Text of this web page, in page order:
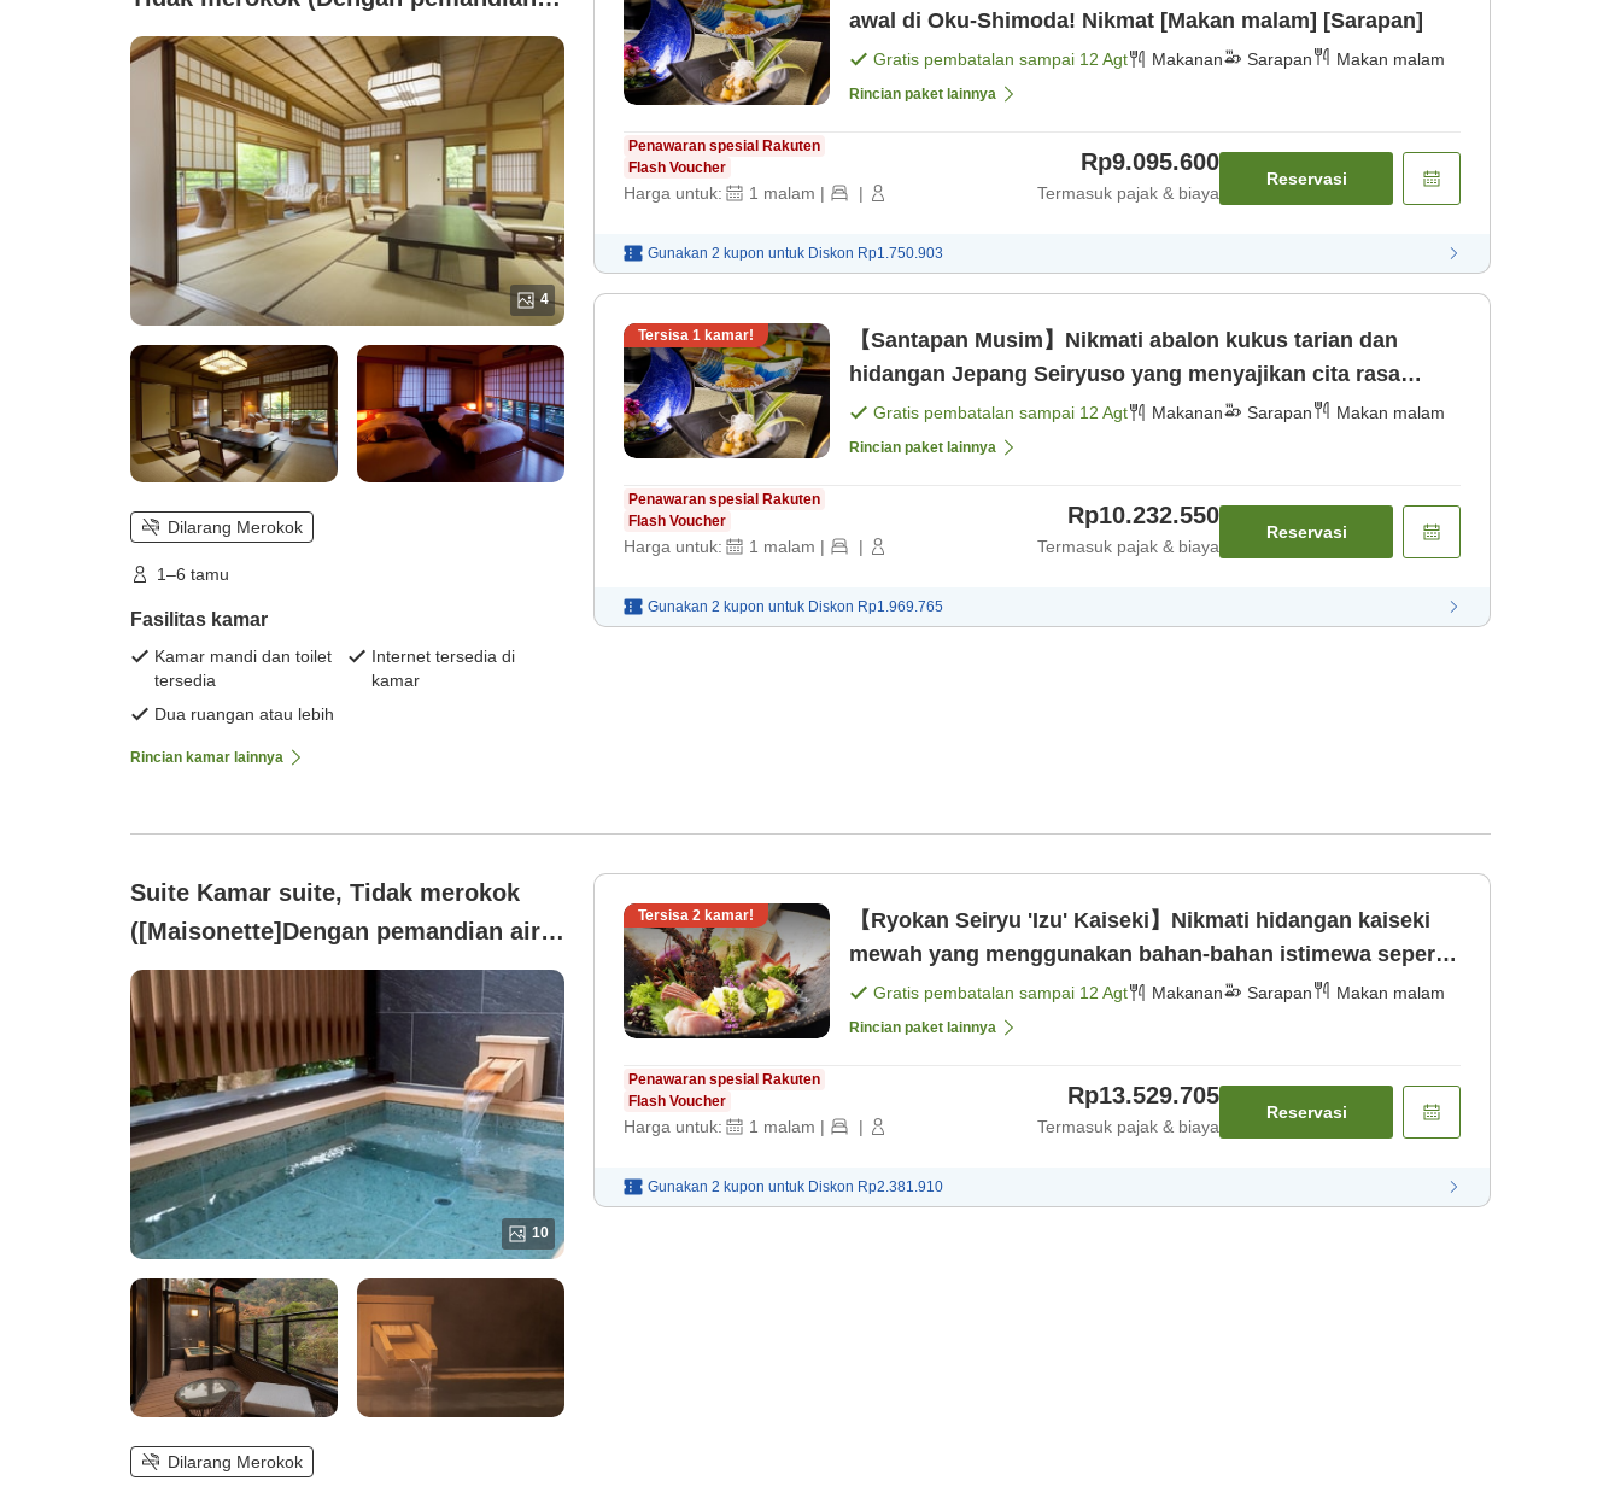
dalam ruangan sumber mata air)
4
Dilarang Merokok
1–6 tamu
Fasilitas kamar
Kamar mandi dan toilet
tersedia
Internet tersedia di
kamar
Dua ruangan atau lebih
Rincian kamar lainnya
awal di Oku-Shimoda! Nikmat [Makan malam] [Sarapan]
Gratis pembatalan sampai 12 Agt Makanan Sarapan Makan malam
Rincian paket lainnya
Penawaran spesial Rakuten
Flash Voucher
Harga untuk: 1 malam | |
Rp9.095.600
Termasuk pajak & biaya
Reservasi
Gunakan 2 kupon untuk Diskon Rp1.750.903
Tersisa 1 kamar!
【Santapan Musim】Nikmati abalon kukus tarian dan
hidangan Jepang Seiryuso yang menyajikan cita rasa
musiman [Makan malam] [Sarapan]
Gratis pembatalan sampai 12 Agt Makanan Sarapan Makan malam
Rincian paket lainnya
Penawaran spesial Rakuten
Flash Voucher
Harga untuk: 1 malam | |
Rp10.232.550
Termasuk pajak & biaya
Reservasi
Gunakan 2 kupon untuk Diskon Rp1.969.765
Suite Kamar suite, Tidak merokok
([Maisonette]Dengan pemandian air
panas terbuka)
10
Dilarang Merokok
Tersisa 2 kamar!
【Ryokan Seiryu 'Izu' Kaiseki】Nikmati hidangan kaiseki
mewah yang menggunakan bahan-bahan istimewa seperti
'Kinmedai' khas Shimoda, 'Ise Ebi', dan 'Awabi'. [Makan
malam] [Sarapan]
Gratis pembatalan sampai 12 Agt Makanan Sarapan Makan malam
Rincian paket lainnya
Penawaran spesial Rakuten
Flash Voucher
Harga untuk: 1 malam | |
Rp13.529.705
Termasuk pajak & biaya
Reservasi
Gunakan 2 kupon untuk Diskon Rp2.381.910